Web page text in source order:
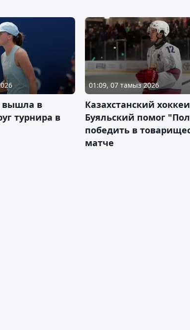
вышла в
турнира в
01:09, 07 тамыз 2026
Казахстанский
Буяльский помог
победить в
матче